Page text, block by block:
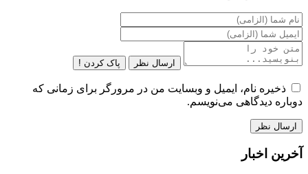
ارسال نظر پاک کردن !
ذخیره نام، ایمیل و وبسایت من در مرورگر برای زمانی که
دوباره دیدگاهی می‌نویسم.
آخرین اخبار